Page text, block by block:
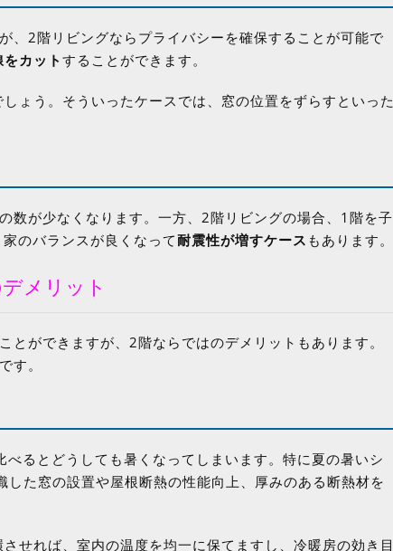
、2階リビングならプライバシーを確保することが可能で
カット することができます。
ょう。そういったケースでは、窓の位置をずらすといった
数が少なくなります。一方、2階リビングの場合、1階を子
のバランスが良くなって耐震性が増すケース もあります。
メリット
ができますが、2階ならではのデメリットもあります。
す。
るとどうしても暑くなってしまいます。特に夏の暑いシ
た窓の設置や屋根断熱の性能向上、厚みのある断熱材を
せれば、室内の温度を均一に保てますし、冷暖房の効き目